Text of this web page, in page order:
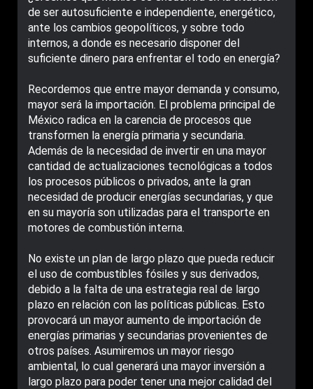
de ser autosuficiente e independiente, energético,
ante los cambios geopolíticos, y sobre todo
internos, a donde es necesario disponer del
suficiente dinero para enfrentar el todo en energía?
Recordemos que entre mayor demanda y consumo,
mayor será la importación. El problema principal de
México radica en la carencia de procesos que
transformen la energía primaria y secundaria.
Además de la necesidad de invertir en una mayor
cantidad de actualizaciones tecnológicas a todos
los procesos públicos o privados, ante la gran
necesidad de producir energías secundarias, y que
en su mayoría son utilizadas para el transporte en
motores de combustión interna.
No existe un plan de largo plazo que pueda reducir
el uso de combustibles fósiles y sus derivados,
debido a la falta de una estrategia real de largo
plazo en relación con las políticas públicas. Esto
provocará un mayor aumento de importación de
energías primarias y secundarias provenientes de
otros países. Asumiremos un mayor riesgo
ambiental, lo cual generará una mayor inversión a
largo plazo para poder tener una mejor calidad del